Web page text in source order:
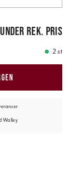
under rek. pris
2 st
Walley